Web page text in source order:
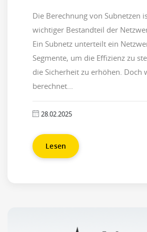
Die Berechnung von Subnetzen
wichtiger Bestandteil der
Ein Subnetz unterteilt ein
Segmente, um die Effizienz zu
die Sicherheit zu erhöhen. Doch
berechnet...
28.02.2025
Lesen